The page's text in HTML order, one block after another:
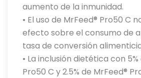
aumento de la inmunidad.
• El uso de MrFeed® Pro50 C
efecto sobre el consumo de
tasa de conversión
• La inclusión dietética con
Pro50 C y 2.5% de MrFeed®